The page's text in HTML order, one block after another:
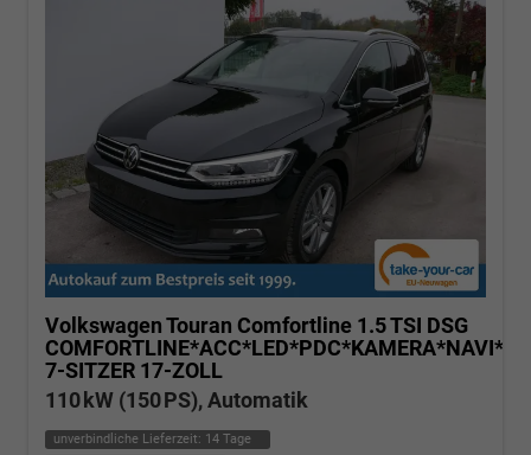
Volkswagen Touran Comfortline 1.5 TSI DSG
7-SITZER 17-ZOLL
110 kW (150 PS), Automatik
unverbindliche Lieferzeit: 14 Tage